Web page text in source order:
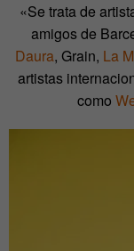
«Se trata de
amigos de
Daura, Grain, La
artistas
como